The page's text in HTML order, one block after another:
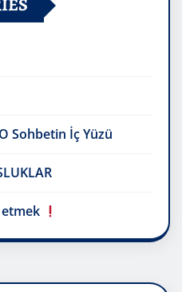
Sohbetin İç Yüzü
etmek